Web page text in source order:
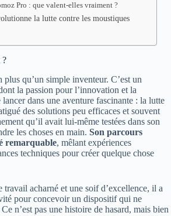
Pro : que valent-elles vraiment ?
la lutte contre les moustiques
?
qu’un simple inventeur. C’est un
la passion pour l’innovation et la
lancer dans une aventure fascinante : la lutte
des solutions peu efficaces et souvent
qu’il avait lui-même testées dans son
les choses en main. Son parcours
remarquable, mêlant expériences
techniques pour créer quelque chose
travail acharné et une soif d’excellence, il a
pour concevoir un dispositif qui ne
n’est pas une histoire de hasard, mais bien